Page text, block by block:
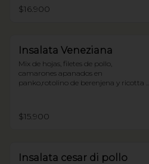
$16.900
Insalata Veneziana
Mix de hojas, filetes de pollo,
camarones apanados en
panko,rotolino de berenjena y ricotta y
$15.900
Insalata cesar di pollo